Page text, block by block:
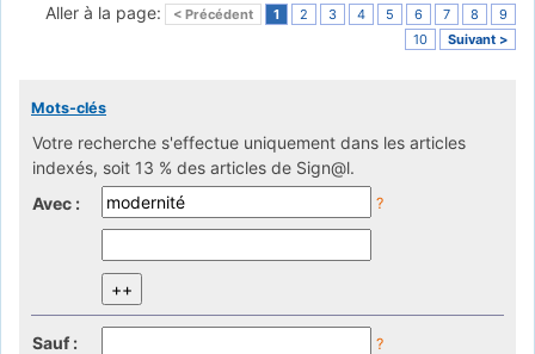
Aller à la page: < Précédent 1 2 3 4 5 6 7 8
9
10
Suivant >
Mots-clés
Votre recherche s'effectue uniquement dans les articles
indexés, soit 13 % des articles de Sign@l.
Avec :
?
Sauf : ?